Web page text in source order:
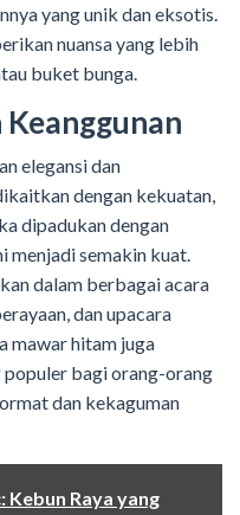
yang unik dan eksotis.
nuansa yang lebih
buket bunga.
elegansi dan
dengan kekuatan,
dipadukan dengan
menjadi semakin kuat.
dalam berbagai acara
dan upacara
mawar hitam juga
populer bagi orang-orang
dan kekaguman
Kebun Raya yang